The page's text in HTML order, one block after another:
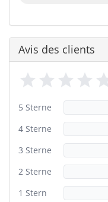
Avis des clients
5 Sterne
4 Sterne
3 Sterne
2 Sterne
1 Stern